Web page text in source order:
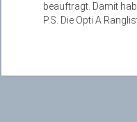
beauftragt. Damit
P.S. Die Opti A